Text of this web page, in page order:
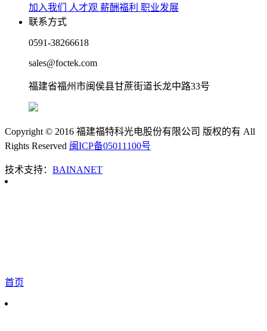
加入我们
人才观 薪酬福利 职业发展
联系方式
0591-38266618
sales@foctek.com
福建省福州市闽侯县甘蔗街道长龙中路33号
Copyright © 2016 福建福特科光电股份有限公司 版权的有 All
Rights Reserved 闽ICP备05011100号
技术支持： BAINANET
首页